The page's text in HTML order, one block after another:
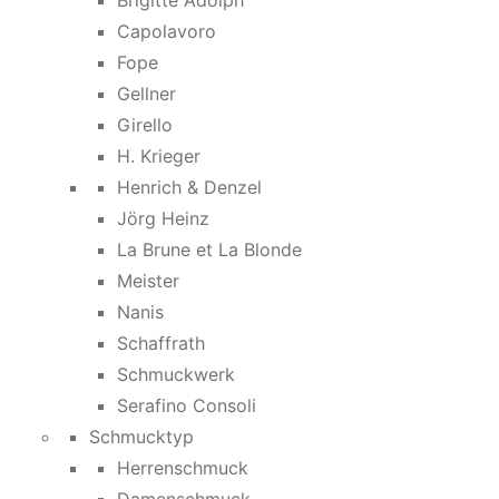
Capolavoro
Fope
Gellner
Girello
H. Krieger
Henrich & Denzel
Jörg Heinz
La Brune et La Blonde
Meister
Nanis
Schaffrath
Schmuckwerk
Serafino Consoli
Schmucktyp
Herrenschmuck